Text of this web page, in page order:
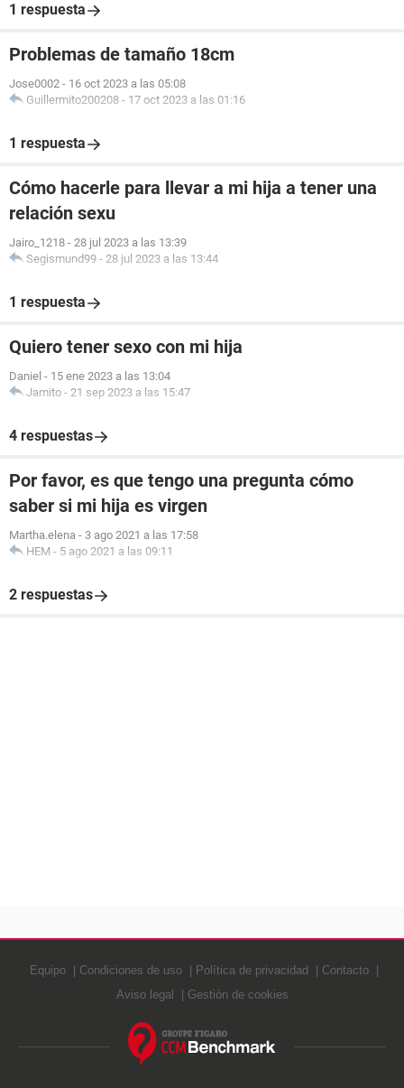
1 respuesta
Problemas de tamaño 18cm
Jose0002 - 16 oct 2023 a las 05:08
Guillermito200208 - 17 oct 2023 a las 01:16
1 respuesta
Cómo hacerle para llevar a mi hija a tener una
relación sexu
Jairo_1218 - 28 jul 2023 a las 13:39
Segismund99 - 28 jul 2023 a las 13:44
1 respuesta
Quiero tener sexo con mi hija
Daniel - 15 ene 2023 a las 13:04
Jamito - 21 sep 2023 a las 15:47
4 respuestas
Por favor, es que tengo una pregunta cómo
saber si mi hija es virgen
Martha.elena - 3 ago 2021 a las 17:58
HEM - 5 ago 2021 a las 09:11
2 respuestas
Equipo Condiciones de uso Política de privacidad
Contacto
Aviso legal
Gestión de cookies